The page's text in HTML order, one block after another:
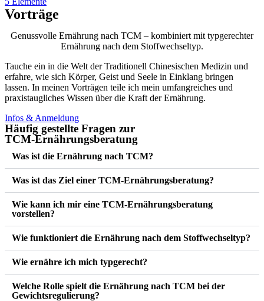
Vorträge
Genussvolle Ernährung nach TCM – kombiniert mit typgerechter
Ernährung nach dem Stoffwechseltyp.
Tauche ein in die Welt der Traditionell Chinesischen Medizin und
erfahre, wie sich Körper, Geist und Seele in Einklang bringen
lassen. In meinen Vorträgen teile ich mein umfangreiches und
praxistaugliches Wissen über die Kraft der Ernährung.
Infos & Anmeldung
Häufig gestellte Fragen zur
TCM-Ernährungsberatung
Was ist die Ernährung nach TCM?
Was ist das Ziel einer TCM-Ernährungsberatung?
Wie kann ich mir eine TCM-Ernährungsberatung
vorstellen?
Wie funktioniert die Ernährung nach dem Stoffwechseltyp?
Wie ernähre ich mich typgerecht?
Welche Rolle spielt die Ernährung nach TCM bei der
Gewichtsregulierung?